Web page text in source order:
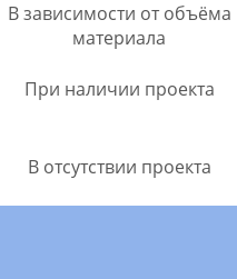
В зависимости от объёма
материала
При наличии проекта
В отсутствии проекта